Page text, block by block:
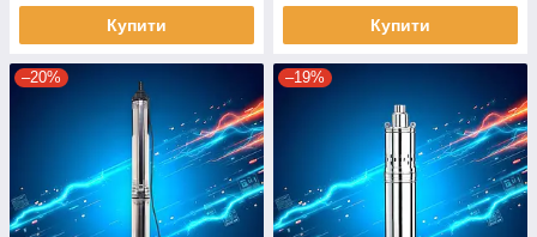
Купити Купити
–20% –19%